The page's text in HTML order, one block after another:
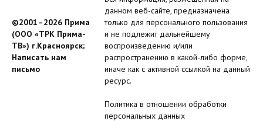
©2001–2026 Прима
(ООО «ТРК Прима-
ТВ») г.Красноярск;
Написать нам
письмо
данном веб-сайте, предназначена
только для персонального пользования
и не подлежит дальнейшему
воспроизведению и/или
распространению в какой-либо форме,
иначе как с активной ссылкой на данный
ресурс.
Политика в отношении обработки
персональных данных